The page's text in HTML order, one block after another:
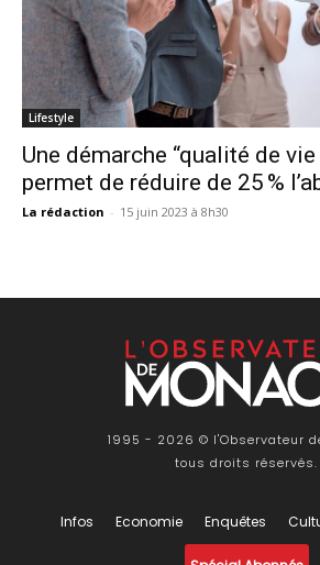
Lifestyle
Une démarche “qualité de
permet de réduire de 25 %
La rédaction - 15 juin 2023 à 8h30
1995 - 2026 © l'Observateur
tous droits réservés.
Infos Economie Enquêtes